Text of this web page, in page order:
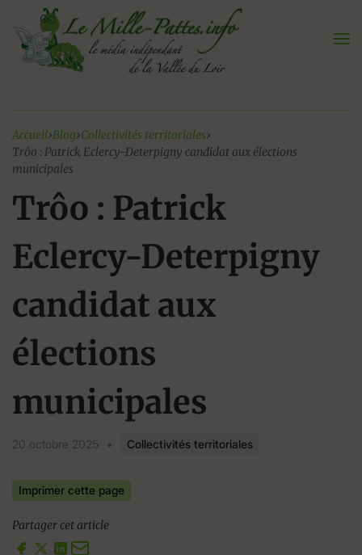
contenu
Accueil›Blog›Collectivités territoriales›
Trôo : Patrick Eclercy-Deterpigny candidat aux élections
municipales
Trôo : Patrick
Eclercy-Deterpigny
candidat aux
élections
municipales
20 octobre 2025 • Collectivités territoriales
Imprimer cette page
Partager cet article